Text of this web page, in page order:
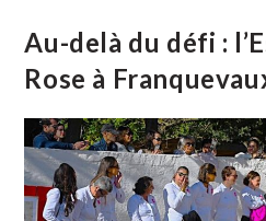
Collège !
Au-delà du défi :
Rose à